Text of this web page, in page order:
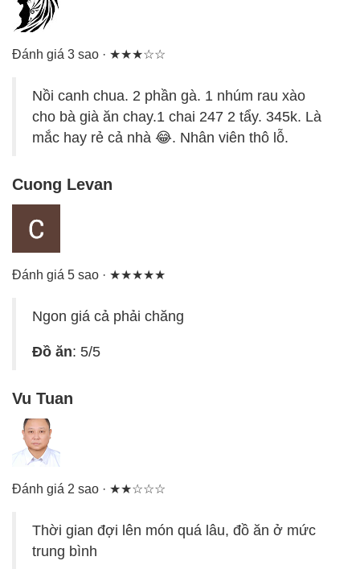
Đánh giá 3 sao · ★★★☆☆
Nồi canh chua. 2 phần gà. 1 nhúm rau xào
cho bà già ăn chay.1 chai 247 2 tẩy. 345k. Là
mắc hay rẻ cả nhà 😂. Nhân viên thô lỗ.
Cuong Levan
Đánh giá 5 sao · ★★★★★
Ngon giá cả phải chăng
Đồ ăn: 5/5
Vu Tuan
Đánh giá 2 sao · ★★☆☆☆
Thời gian đợi lên món quá lâu, đồ ăn ở mức
trung bình